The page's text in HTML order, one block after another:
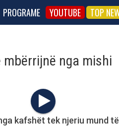
PROGRAME YOUTUBE TOP
mbërrijnë nga mishi
kafshët tek njeriu mund